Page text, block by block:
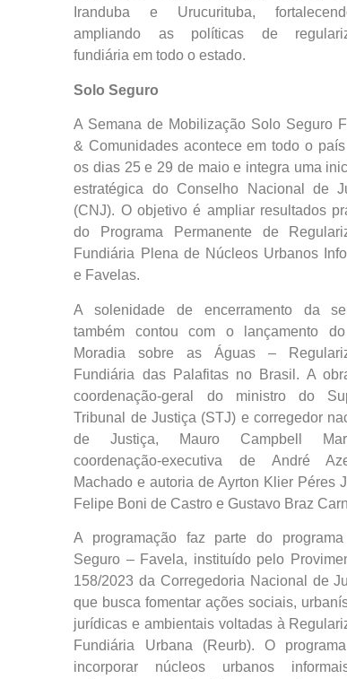
Iranduba e Urucurituba,
ampliando as políticas de
fundiária em todo o estado.
Solo Seguro
A Semana de Mobilização Solo Seguro
& Comunidades acontece em todo o país
os dias 25 e 29 de maio e integra uma
estratégica do Conselho Nacional de
(CNJ). O objetivo é ampliar resultados
do Programa Permanente de
Fundiária Plena de Núcleos Urbanos
e Favelas.
A solenidade de encerramento da
também contou com o lançamento
Moradia sobre as Águas –
Fundiária das Palafitas no Brasil. A
coordenação-geral do ministro do
Tribunal de Justiça (STJ) e corregedor
de Justiça, Mauro Campbell
coordenação-executiva de André
Machado e autoria de Ayrton Klier Péres
Felipe Boni de Castro e Gustavo Braz
A programação faz parte do
Seguro – Favela, instituído pelo
158/2023 da Corregedoria Nacional de
que busca fomentar ações sociais,
jurídicas e ambientais voltadas à
Fundiária Urbana (Reurb). O
incorporar núcleos urbanos